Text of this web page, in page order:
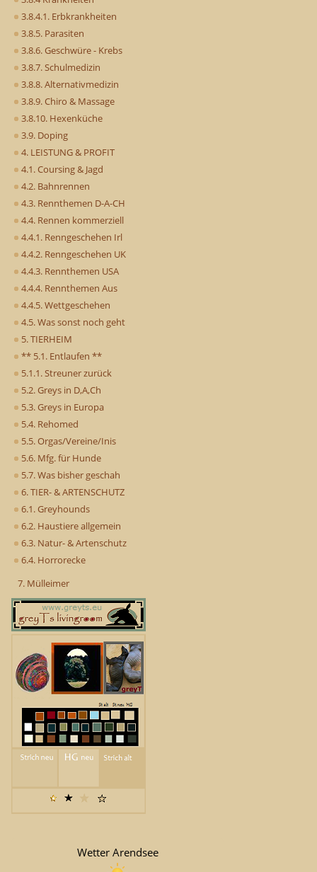
3.8.4.1. Erbkrankheiten
3.8.5. Parasiten
3.8.6. Geschwüre - Krebs
3.8.7. Schulmedizin
3.8.8. Alternativmedizin
3.8.9. Chiro & Massage
3.8.10. Hexenküche
3.9. Doping
4. LEISTUNG & PROFIT
4.1. Coursing & Jagd
4.2. Bahnrennen
4.3. Rennthemen D-A-CH
4.4. Rennen kommerziell
4.4.1. Renngeschehen Irl
4.4.2. Renngeschehen UK
4.4.3. Rennthemen USA
4.4.4. Rennthemen Aus
4.4.5. Wettgeschehen
4.5. Was sonst noch geht
5. TIERHEIM
** 5.1. Entlaufen **
5.1.1. Streuner zurück
5.2. Greys in D,A,Ch
5.3. Greys in Europa
5.4. Rehomed
5.5. Orgas/Vereine/Inis
5.6. Mfg. für Hunde
5.7. Was bisher geschah
6. TIER- & ARTENSCHUTZ
6.1. Greyhounds
6.2. Haustiere allgemein
6.3. Natur- & Artenschutz
6.4. Horrorecke
7. Mülleimer
Wetter Arendsee